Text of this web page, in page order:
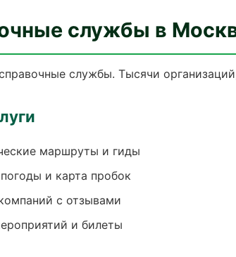
службы в
службы. Тысячи
маршруты и гиды
и карта пробок
с отзывами
и билеты